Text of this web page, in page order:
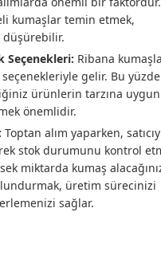
kumaşlar temin etmek,
Seçenekleri: Ribana
gelir. Bu
ürünlerin tarzına uygun
önemlidir.
Toptan alım yaparken,
stok durumunu kontrol
miktarda kumaş
üretim sürecinizi
sağlar.